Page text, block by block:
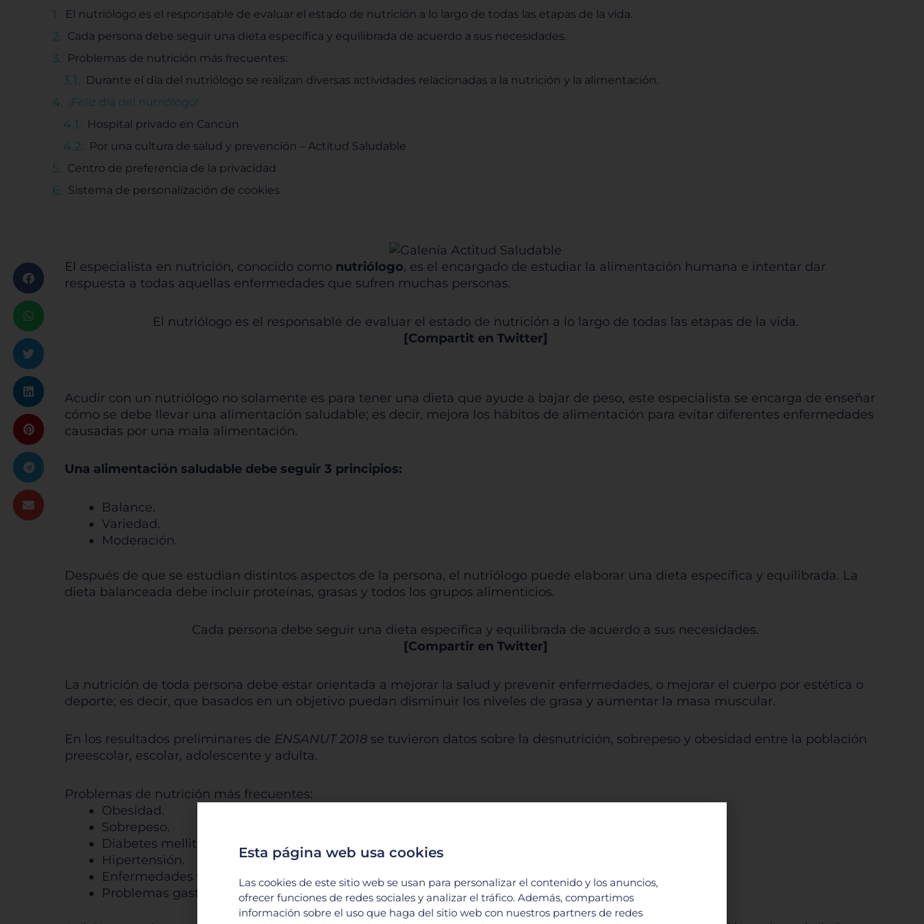
El nutriólogo es el responsable de evaluar el estado de nutrición a lo largo de todas las etapas de la vida.
Cada persona debe seguir una dieta específica y equilibrada de acuerdo a sus necesidades.
Problemas de nutrición más frecuentes:
Durante el día del nutriólogo se realizan diversas actividades relacionadas a la nutrición y la alimentación.
¡Feliz día del nutriólogo!
Hospital privado en Cancún
Por una cultura de salud y prevención – Actitud Saludable
Centro de preferencia de la privacidad
Sistema de personalización de cookies
El especialista en nutrición, conocido como nutriólogo, es el encargado de estudiar la alimentación humana e intentar dar
respuesta a todas aquellas enfermedades que sufren muchas personas.
El nutriólogo es el responsable de evaluar el estado de nutrición a lo largo de todas las etapas de la vida.
[Compartit en Twitter]
Acudir con un nutriólogo no solamente es para tener una dieta que ayude a bajar de peso, este especialista se encarga de enseñar
cómo se debe llevar una alimentación saludable; es decir, mejora los hábitos de alimentación para evitar diferentes enfermedades
causadas por una mala alimentación.
Una alimentación saludable debe seguir 3 principios:
Balance.
Variedad.
Moderación.
Después de que se estudian distintos aspectos de la persona, el nutriólogo puede elaborar una dieta específica y equilibrada. La
dieta balanceada debe incluir proteínas, grasas y todos los grupos alimenticios.
Cada persona debe seguir una dieta específica y equilibrada de acuerdo a sus necesidades.
[Compartir en Twitter]
La nutrición de toda persona debe estar orientada a mejorar la salud y prevenir enfermedades, o mejorar el cuerpo por estética o
deporte; es decir, que basados en un objetivo puedan disminuir los niveles de grasa y aumentar la masa muscular.
En los resultados preliminares de ENSANUT 2018se tuvieron datos sobre la desnutrición, sobrepeso y obesidad entre la población
preescolar, escolar, adolescente y adulta.
Problemas de nutrición más frecuentes:
Obesidad.
Sobrepeso.
Diabetes mellitus.
Hipertensión.
Enfermedades vasculares.
Problemas gastrointestinales.
Esta página web usa cookies
Las cookies de este sitio web se usan para personalizar el contenido y los anuncios,
ofrecer funciones de redes sociales y analizar el tráfico. Además, compartimos
información sobre el uso que haga del sitio web con nuestros partners de redes